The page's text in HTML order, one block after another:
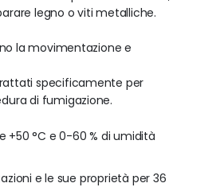
legno o viti metalliche.
la movimentazione e
specificamente per
di fumigazione.
°C e 0-60 % di umidità
e le sue proprietà per 36